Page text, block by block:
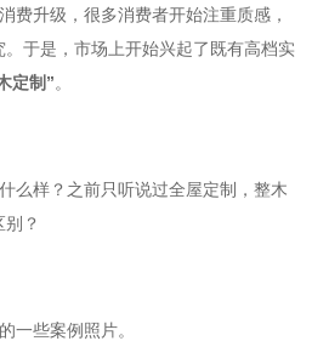
费升级，很多消费者开始注重质感，
于是，市场上开始兴起了既有高档实
定制”。
么样？之前只听说过全屋定制，整木
？
一些案例照片。